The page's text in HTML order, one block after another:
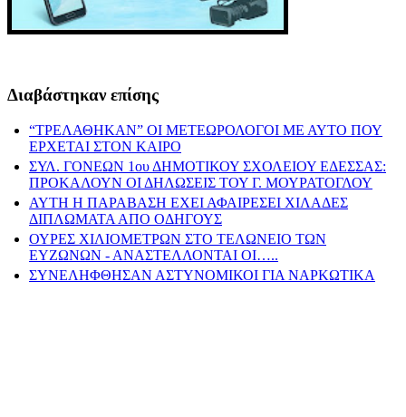
Διαβάστηκαν επίσης
“ΤΡΕΛΑΘΗΚΑΝ” ΟΙ ΜΕΤΕΩΡΟΛΟΓΟΙ ΜΕ ΑΥΤΟ ΠΟΥ
ΕΡΧΕΤΑΙ ΣΤΟΝ ΚΑΙΡΟ
ΣΥΛ. ΓΟΝΕΩΝ 1ου ΔΗΜΟΤΙΚΟΥ ΣΧΟΛΕΙΟΥ ΕΔΕΣΣΑΣ:
ΠΡΟΚΑΛΟΥΝ ΟΙ ΔΗΛΩΣΕΙΣ ΤΟΥ Γ. ΜΟΥΡΑΤΟΓΛΟΥ
ΑΥΤΗ Η ΠΑΡΑΒΑΣΗ ΕΧΕΙ ΑΦΑΙΡΕΣΕΙ ΧΙΛΑΔΕΣ
ΔΙΠΛΩΜΑΤΑ ΑΠΟ ΟΔΗΓΟΥΣ
ΟΥΡΕΣ ΧΙΛΙΟΜΕΤΡΩΝ ΣΤΟ ΤΕΛΩΝΕΙΟ ΤΩΝ
ΕΥΖΩΝΩΝ - ΑΝΑΣΤΕΛΛΟΝΤΑΙ ΟΙ…..
ΣΥΝΕΛΗΦΘΗΣΑΝ ΑΣΤΥΝΟΜΙΚΟΙ ΓΙΑ ΝΑΡΚΩΤΙΚΑ